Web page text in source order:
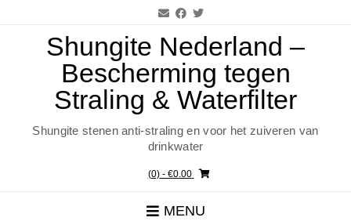
Shungite Nederland –
Bescherming tegen
Straling & Waterfilter
Shungite stenen anti-straling en voor het zuiveren van
drinkwater
(0)- €0.00
MENU